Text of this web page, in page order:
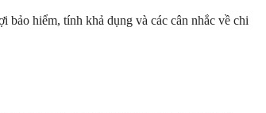
bảo hiểm, tính khả dụng và các cân nhắc về chi